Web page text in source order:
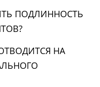
ПОДЛИННОСТЬ
НА